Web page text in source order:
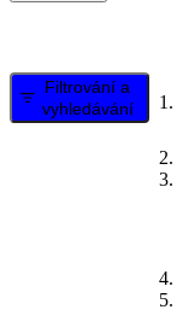
Filtrování a
vyhledávání